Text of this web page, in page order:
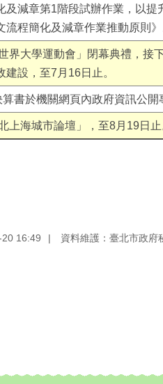
減章第1階段試辦作業，以
程簡化及減章作業推動原則》
界大學運動會」閉幕典禮，接
設，至7月16日止。
書於機關網頁內政府資訊公開
海城市論壇」，至8月19日止
16:49 資料維護：臺北市政府